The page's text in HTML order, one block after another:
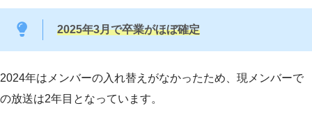
2025年3月で卒業がほぼ確定
2024年はメンバーの入れ替えがなかったため、現メンバーで
の放送は2年目となっています。